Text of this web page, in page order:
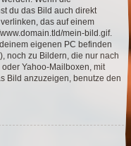
du das Bild auch direkt
das auf einem
mein-bild.gif.
eigenen PC befinden
noch zu Bildern, die nur nach
Yahoo-Mailboxen, mit
Bild anzuzeigen, benutze den